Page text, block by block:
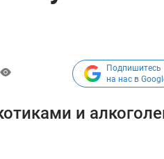
Подпишитесь
на нас в
и